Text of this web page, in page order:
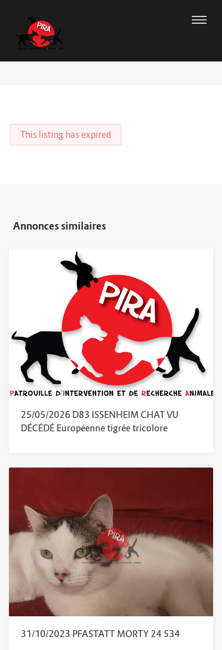
This listing has expired
25/05/2026 D83 ISSENHEIM CHAT VU
DÉCÉDÉ Européenne tigrée tricolore
31/10/2023 PFASTATT MORTY 24 534